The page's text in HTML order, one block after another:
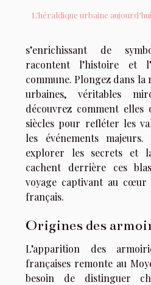
L’héraldique urbaine aujourd’hui
s’enrichissant de
racontent l’histoire et
commune. Plongez dans la
urbaines, véritables
découvrez comment
siècles pour refléter les
les événements
explorer les secrets et
cachent derrière ces
voyage captivant au
français.
Origines des
L’apparition des
françaises remonte au
besoin de distinguer